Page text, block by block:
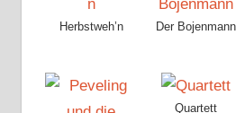
Herbstweh’n Der Bojenmann
Quartett